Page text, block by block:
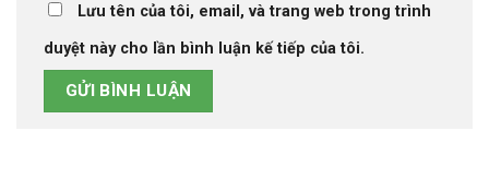
Lưu tên của tôi, email, và trang web trong trình
duyệt này cho lần bình luận kế tiếp của tôi.